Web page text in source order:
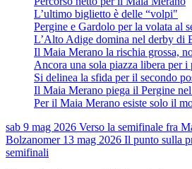
L’ultimo biglietto è delle “volpi"
Pergine e Gardolo per la volata al
L’Alto Adige domina nel derby di
Il Maia Merano la rischia grossa,
Ancora una sola piazza libera per
Si delinea la sfida per il secondo
Il Maia Merano piega il Pergine
Per il Maia Merano esiste solo il
sab 9 mag 2026 Verso la semifinale fra
Bolzanomer 13 mag 2026 Il punto sulla
semifinali